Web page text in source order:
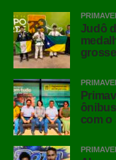
Judô
com o